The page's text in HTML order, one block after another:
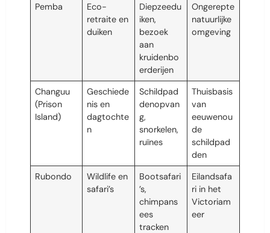
Pemba
Eco-
retraite en
duiken
Diepzeedu
iken,
bezoek
aan
kruidenbo
erderijen
Ongerepte
natuurlijke
omgeving
Changuu
(Prison
Island)
Geschiede
nis en
dagtochte
n
Schildpad
denopvan
g,
snorkelen,
ruïnes
Thuisbasis
van
eeuwenou
de
schildpad
den
Rubondo
Wildlife en
safari’s
Bootsafari
’s,
chimpans
ees
tracken
Eilandsafa
ri in het
Victoriam
eer